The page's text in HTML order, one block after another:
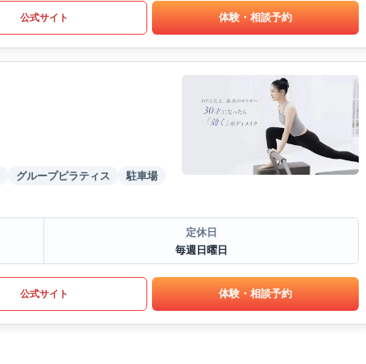
公式サイト 体験・相談予約
グループピラティス
駐車場
定休日
毎週日曜日
公式サイト 体験・相談予約